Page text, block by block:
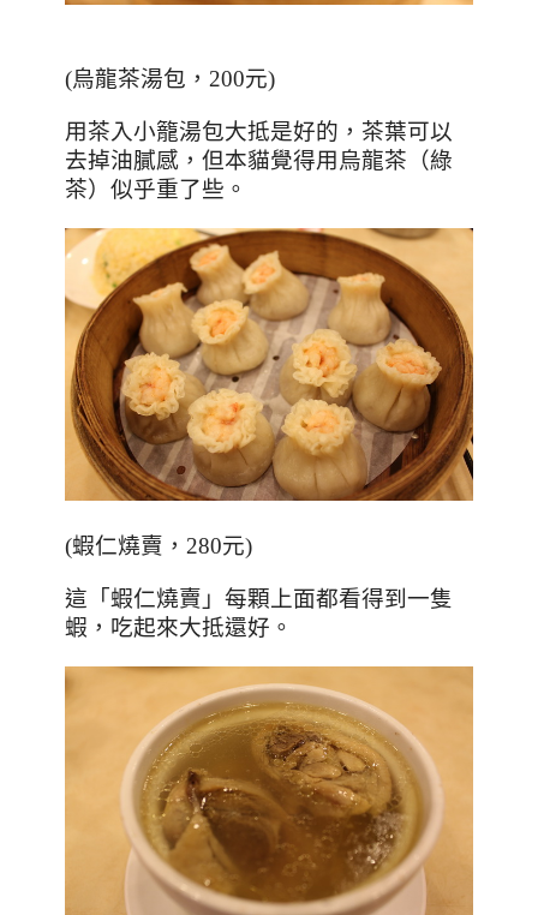
(烏龍茶湯包，200元)
用茶入小籠湯包大抵是好的，茶葉可以
去掉油膩感，但本貓覺得用烏龍茶（綠
茶）似乎重了些。
(蝦仁燒賣，280元)
這「蝦仁燒賣」每顆上面都看得到一隻
蝦，吃起來大抵還好。